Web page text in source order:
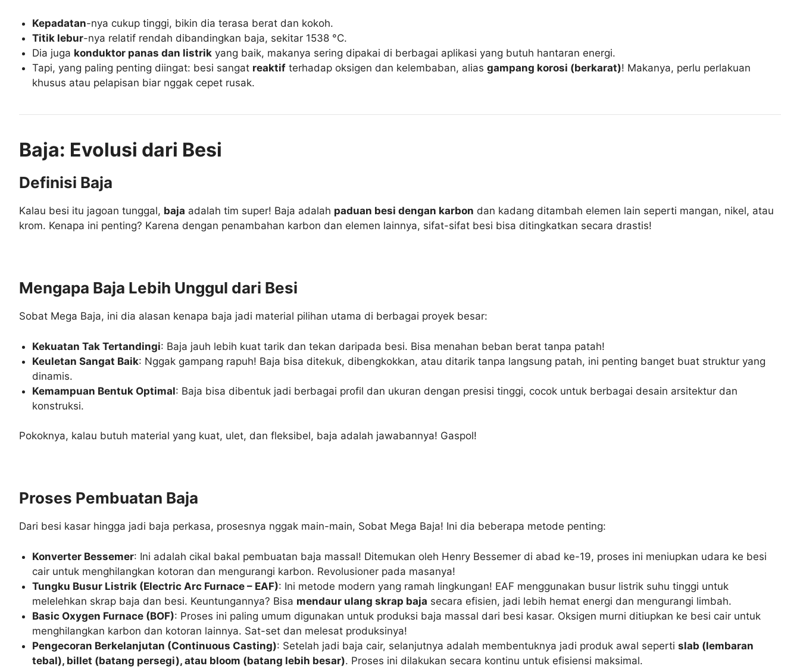
Kepadatan-nya cukup tinggi, bikin dia terasa berat dan kokoh.
Titik lebur-nya relatif rendah dibandingkan baja, sekitar 1538 °C.
Dia juga konduktor panas dan listrik yang baik, makanya sering dipakai di berbagai aplikasi yang butuh hantaran energi.
Tapi, yang paling penting diingat: besi sangat reaktif terhadap oksigen dan kelembaban, aliasgampang korosi (berkarat)! Makanya, perlu perlakuan
khusus atau pelapisan biar nggak cepet rusak.
Baja: Evolusi dari Besi
Definisi Baja
Kalau besi itu jagoan tunggal, baja adalah tim super! Baja adalah paduan besi dengan karbon dan kadang ditambah elemen lain seperti mangan, nikel, atau
krom. Kenapa ini penting? Karena dengan penambahan karbon dan elemen lainnya, sifat-sifat besi bisa ditingkatkan secara drastis!
Mengapa Baja Lebih Unggul dari Besi
Sobat Mega Baja, ini dia alasan kenapa baja jadi material pilihan utama di berbagai proyek besar:
Kekuatan Tak Tertandingi: Baja jauh lebih kuat tarik dan tekan daripada besi. Bisa menahan beban berat tanpa patah!
Keuletan Sangat Baik: Nggak gampang rapuh! Baja bisa ditekuk, dibengkokkan, atau ditarik tanpa langsung patah, ini penting banget buat struktur yang
dinamis.
Kemampuan Bentuk Optimal: Baja bisa dibentuk jadi berbagai profil dan ukuran dengan presisi tinggi, cocok untuk berbagai desain arsitektur dan
konstruksi.
Pokoknya, kalau butuh material yang kuat, ulet, dan fleksibel, baja adalah jawabannya! Gaspol!
Proses Pembuatan Baja
Dari besi kasar hingga jadi baja perkasa, prosesnya nggak main-main, Sobat Mega Baja! Ini dia beberapa metode penting:
Konverter Bessemer: Ini adalah cikal bakal pembuatan baja massal! Ditemukan oleh Henry Bessemer di abad ke-19, proses ini meniupkan udara ke besi
cair untuk menghilangkan kotoran dan mengurangi karbon. Revolusioner pada masanya!
Tungku Busur Listrik (Electric Arc Furnace – EAF): Ini metode modern yang ramah lingkungan! EAF menggunakan busur listrik suhu tinggi untuk
melelehkan skrap baja dan besi. Keuntungannya? Bisa mendaur ulang skrap baja secara efisien, jadi lebih hemat energi dan mengurangi limbah.
Basic Oxygen Furnace (BOF): Proses ini paling umum digunakan untuk produksi baja massal dari besi kasar. Oksigen murni ditiupkan ke besi cair untuk
menghilangkan karbon dan kotoran lainnya. Sat-set dan melesat produksinya!
Pengecoran Berkelanjutan (Continuous Casting): Setelah jadi baja cair, selanjutnya adalah membentuknya jadi produk awal sepertislab (lembaran
tebal), billet (batang persegi), atau bloom (batang lebih besar). Proses ini dilakukan secara kontinu untuk efisiensi maksimal.